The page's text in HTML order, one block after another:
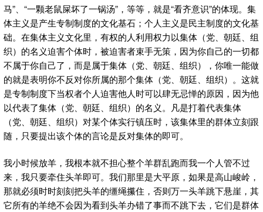
马”、“一颗老鼠屎坏了一锅汤”，等等，就是“看齐意识”的体现。集
体主义是产生专制制度的文化基石；个人主义是民主制度的文化基
础。在集体主义文化里，有权的人利用权力以集体（党、朝廷、组
织）的名义迫害个体时，被迫害者束手无策，因为你自己的一切都
不属于你自己了，而是属于集体（党、朝廷、组织），你唯一能做
的就是表明你不反对你所属的那个集体（党、朝廷、组织）。这就
是专制制度下当权者个人迫害他人时可以肆无忌惮的原因，因为他
以代表了集体（党、朝廷、组织）的名义。凡是打着代表集体
（党、朝廷、组织）对某个体实行镇压时，该集体里的群体立刻跟
随，只要提出该个体的言论是反对集体的即可。
我小时候放羊，我根本就不担心整个羊群乱跑而我一个人管不过
来，我只要牵住头羊即可。我们那里是大平原，如果是高山峻岭，
那就必须时时刻刻把头羊的缰绳攥住，否则万一头羊跳下悬崖，其
它所有的羊绝不会因为看到头羊办错了事而不跳下去，它们是群体